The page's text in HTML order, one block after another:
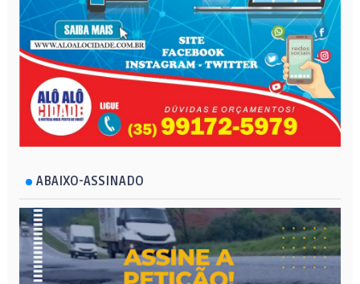
ABAIXO-ASSINADO